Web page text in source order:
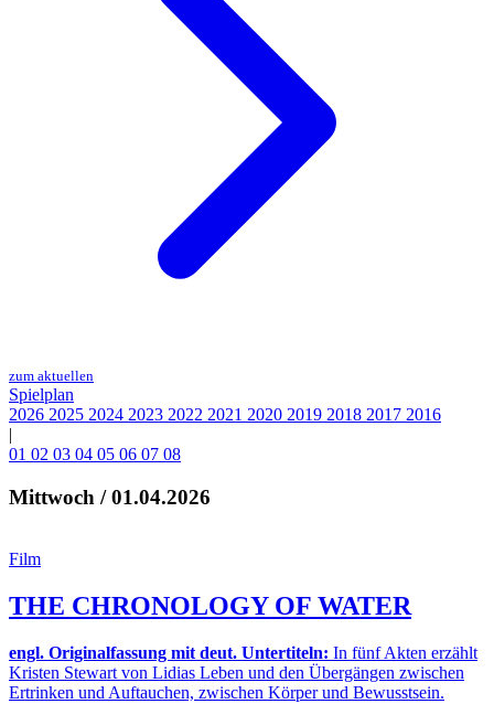
zum aktuellen
Spielplan
2026 2025 2024 2023 2022 2021 2020 2019 2018 2017 2016
|
01 02 03 04 05 06 07 08
Mittwoch / 01.04.2026
Film
THE CHRONOLOGY OF WATER
engl. Originalfassung mit deut. Untertiteln: In fünf Akten erzählt
Kristen Stewart von Lidias Leben und den Übergängen zwischen
Ertrinken und Auftauchen, zwischen Körper und Bewusstsein.